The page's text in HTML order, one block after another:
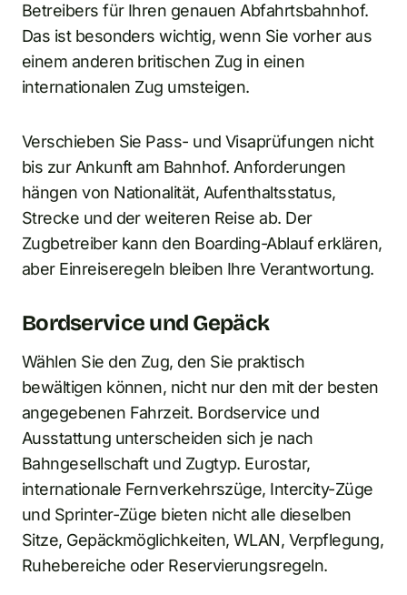
Betreibers für Ihren genauen Abfahrtsbahnhof.
Das ist besonders wichtig, wenn Sie vorher aus
einem anderen britischen Zug in einen
internationalen Zug umsteigen.
Verschieben Sie Pass- und Visaprüfungen nicht
bis zur Ankunft am Bahnhof. Anforderungen
hängen von Nationalität, Aufenthaltsstatus,
Strecke und der weiteren Reise ab. Der
Zugbetreiber kann den Boarding-Ablauf erklären,
aber Einreiseregeln bleiben Ihre Verantwortung.
Bordservice und Gepäck
Wählen Sie den Zug, den Sie praktisch
bewältigen können, nicht nur den mit der besten
angegebenen Fahrzeit. Bordservice und
Ausstattung unterscheiden sich je nach
Bahngesellschaft und Zugtyp. Eurostar,
internationale Fernverkehrszüge, Intercity-Züge
und Sprinter-Züge bieten nicht alle dieselben
Sitze, Gepäckmöglichkeiten, WLAN, Verpflegung,
Ruhebereiche oder Reservierungsregeln.